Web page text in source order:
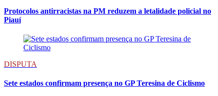
Protocolos antirracistas na PM reduzem a letalidade policial no
Piauí
DISPUTA
Sete estados confirmam presença no GP Teresina de Ciclismo